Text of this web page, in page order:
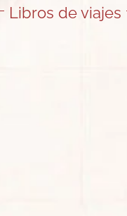
Libros de viajes